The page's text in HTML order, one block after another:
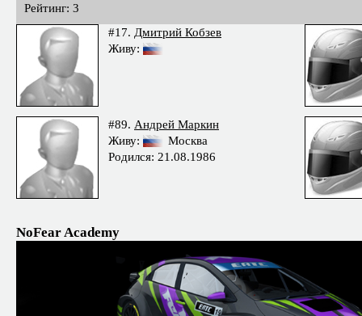
Рейтинг: 3
#17. Дмитрий Кобзев
Живу:
#89. Андрей Маркин
Живу:
Москва
Родился: 21.08.1986
NoFear Academy